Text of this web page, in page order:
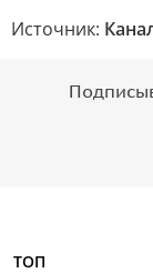
Источник:
ТОП